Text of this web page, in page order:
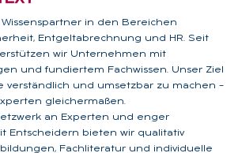
Wissenspartner in den Bereichen
Entgeltabrechnung und HR. Seit
wir Unternehmen mit
und fundiertem Fachwissen. Unser Ziel
verständlich und umsetzbar zu machen –
gleichermaßen.
an Experten und enger
Entscheidern bieten wir qualitativ
Fachliteratur und individuelle